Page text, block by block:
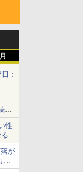
：
騰
性
？
が
円